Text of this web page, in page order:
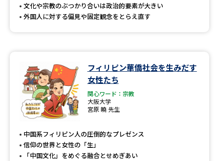
文化や宗教のぶつかり合いは政治的要素が大きい
外国人に対する偏見や固定観念をとらえ直す
フィリピン華僑社会を生みだす
女性たち
関心ワード：宗教
大阪大学
宮原 曉 先生
中国系フィリピン人の圧倒的なプレゼンス
信仰の世界と女性の「生」
「中国文化」をめぐる融合とせめぎあい